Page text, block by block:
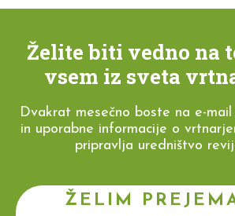
Želite biti vedno na
vsem iz sveta
Dvakrat mesečno boste na e-
in uporabne informacije o
pripravlja uredništvo
ŽELIM